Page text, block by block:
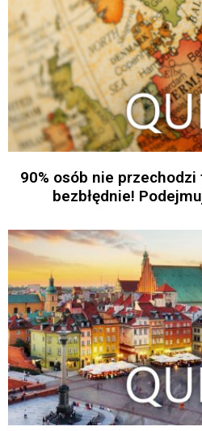
90% osób nie
bezbłędnie!